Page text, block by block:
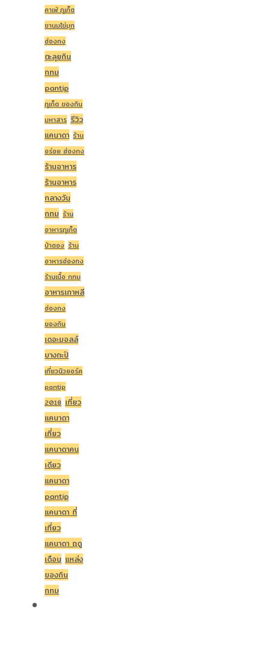
คาเฟ่ ภูเก็ต
ชานมไข่มุก
ฮ่องกง
ตะลุยกิน
กทม
pantip
ภูเก็ต ของกิน
มหาสาร รีวิว
แคนาดา ร้าน
อร่อย ฮ่องกง
ร้านอาหาร
ร้านอาหาร
กลางวัน
กทม ร้าน
อาหารภูเก็ต
ป่าตอง ร้าน
อาหารฮ่องกง
ร้านเนื้อ กทม
อาหารเกาหลี
ฮ่องกง
ของกิน
เดอะมอลล์
บางกะปิ
เที่ยวนิวยอร์ค
pantip
2018 เที่ยว
แคนาดา
เที่ยว
แคนาดาคน
เดียว
แคนาดา
pantip
แคนาดา ที่
เที่ยว
แคนาดา ฤดู
เดือน แหล่ง
ของกิน
กทม